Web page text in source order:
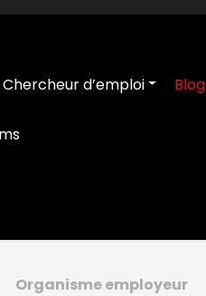
Chercheur d’emploi Blog
Organisme employeur